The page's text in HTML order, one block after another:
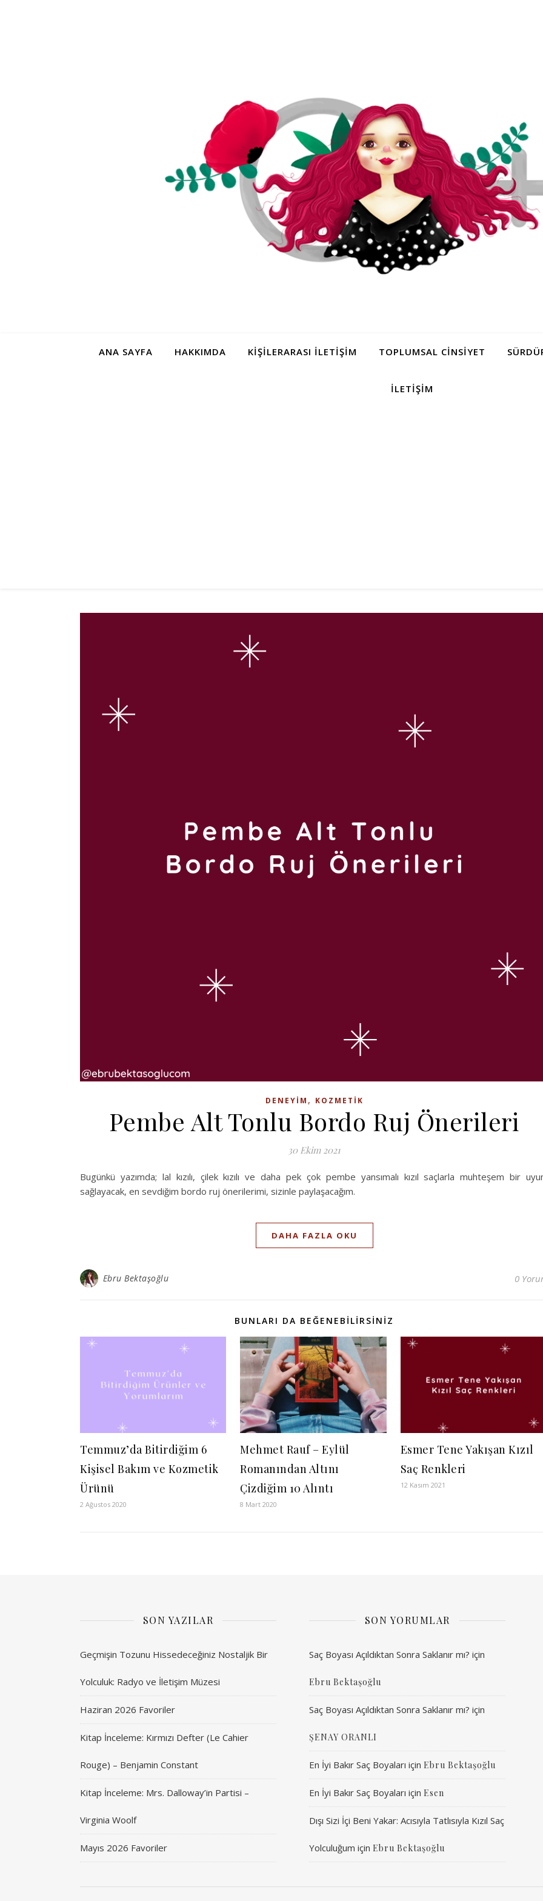
ANA SAYFA HAKKIMDA KIŞILERARASI İLETIŞIM TOPLUMSAL CINSIYET
İLETIŞIM
DENEYIM , KOZMETIK
Pembe Alt Tonlu Bordo Ruj Önerileri
30 Ekim 2021
Bugünkü yazımda; lal kızılı, çilek kızılı ve daha pek çok pembe yansımalı kızıl saçlarla muhteşem bir
sağlayacak, en sevdiğim bordo ruj önerilerimi, sizinle paylaşacağım.
DAHA FAZLA OKU
Ebru Bektaşoğlu 0
BUNLARI DA BEĞENEBILIRSINIZ
Temmuz’da Bitirdiğim 6
Kişisel Bakım ve Kozmetik
Ürünü
2 Ağustos 2020
Mehmet Rauf – Eylül
Romanından Altını
Çizdiğim 10 Alıntı
8 Mart 2020
Esmer Tene Yakışan Kızıl
Saç Renkleri
12 Kasım 2021
SON YAZILAR
Geçmişin Tozunu Hissedeceğiniz Nostaljik Bir
Yolculuk: Radyo ve İletişim Müzesi
Haziran 2026 Favoriler
Kitap İnceleme: Kırmızı Defter (Le Cahier
Rouge) – Benjamin Constant
Kitap İnceleme: Mrs. Dalloway’in Partisi –
Virginia Woolf
Mayıs 2026 Favoriler
SON YORUMLAR
Saç Boyası Açıldıktan Sonra Saklanır mı? için
Ebru Bektaşoğlu
Saç Boyası Açıldıktan Sonra Saklanır mı? için
ŞENAY ORANLI
En İyi Bakır Saç Boyaları için Ebru Bektaşoğlu
En İyi Bakır Saç Boyaları için Esen
Dışı Sizi İçi Beni Yakar: Acısıyla Tatlısıyla Kızıl Saç
Yolculuğum için Ebru Bektaşoğlu